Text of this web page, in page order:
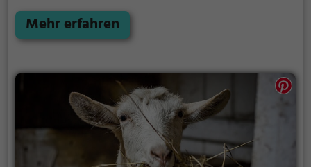
Familie. Die kuscheligen Tiere strahlen eine
unheimliche Ruhe aus und werden daher auch
Mehr erfahren